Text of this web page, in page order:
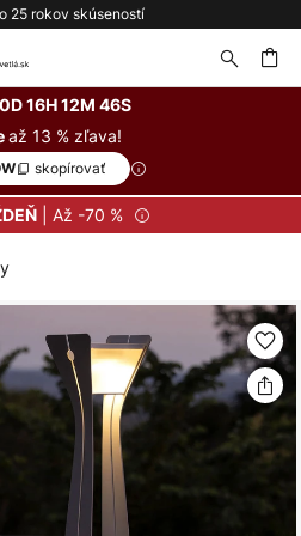
25 rokov skúseností
16H 12M 46S
až 13 % zľava!
skopírovať
| Až -70 %